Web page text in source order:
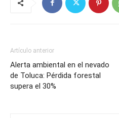
Artículo anterior
Alerta ambiental en el nevado
de Toluca: Pérdida forestal
supera el 30%